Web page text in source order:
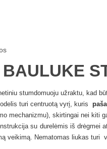
BAULUKE
stumdomuoju užraktu, kad
turi centruotą vyrį, kuris
mechanizmu), skirtingai nei kiti
su durelėmis iš drėgmei
veikimą. Nematomas liukas turi